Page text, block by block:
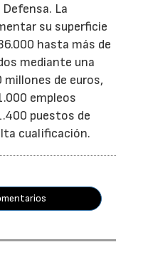
La
su superficie
hasta más de
mediante una
de euros,
empleos
puestos de
cualificación.